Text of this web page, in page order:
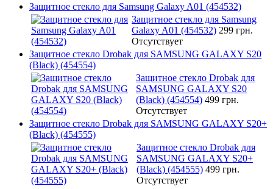
Защитное стекло для Samsung Galaxy A01 (454532)
Защитное стекло для Samsung
Galaxy A01 (454532) 299 грн.
Отсутствует
Защитное стекло Drobak для SAMSUNG GALAXY S20
(Black) (454554)
Защитное стекло Drobak для
SAMSUNG GALAXY S20
(Black) (454554) 499 грн.
Отсутствует
Защитное стекло Drobak для SAMSUNG GALAXY S20+
(Black) (454555)
Защитное стекло Drobak для
SAMSUNG GALAXY S20+
(Black) (454555) 499 грн.
Отсутствует